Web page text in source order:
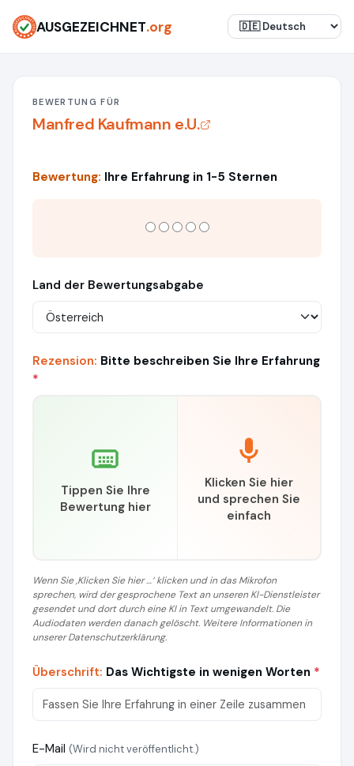
AUSGEZEICHNET.org
BEWERTUNG FÜR
Manfred Kaufmann e.U.
Bewertung: Ihre Erfahrung in 1-5 Sternen
Land der Bewertungsabgabe
Rezension: Bitte beschreiben Sie Ihre Erfahrung
*
Tippen Sie Ihre
Bewertung hier
Klicken Sie hier
und sprechen Sie
einfach
Wenn Sie ‚Klicken Sie hier …‘ klicken und in das Mikrofon
sprechen, wird der gesprochene Text an unseren KI-Dienstleister
gesendet und dort durch eine KI in Text umgewandelt. Die
Audiodaten werden danach gelöscht. Weitere Informationen in
unserer Datenschutzerklärung.
Überschrift: Das Wichtigste in wenigen Worten *
E-Mail (Wird nicht veröffentlicht.)